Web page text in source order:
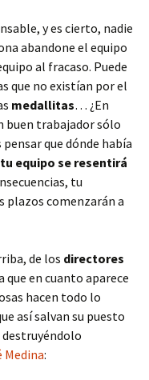
y es cierto, nadie
abandone el equipo
al fracaso. Puede
que no existían por el
medallitas… ¿En
buen trabajador sólo
que dónde había
tu equipo se resentirá
tu
plazos comenzarán a
de los directores
que en cuanto aparece
hacen todo lo
así salvan su puesto
Medina: